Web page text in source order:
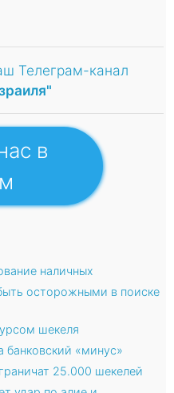
Телеграм-канал
в
наличных
осторожными в поиске
шекеля
банковский «минус»
25.000 шекелей